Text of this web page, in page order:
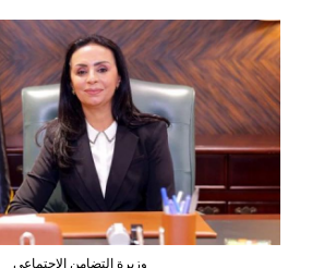
وزيرة التضامن الإجتماعي